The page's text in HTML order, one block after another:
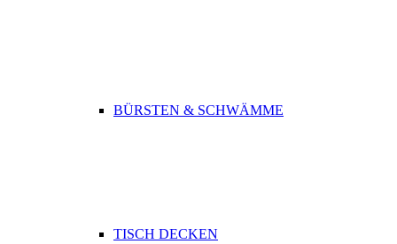
BÜRSTEN & SCHWÄMME
TISCH DECKEN